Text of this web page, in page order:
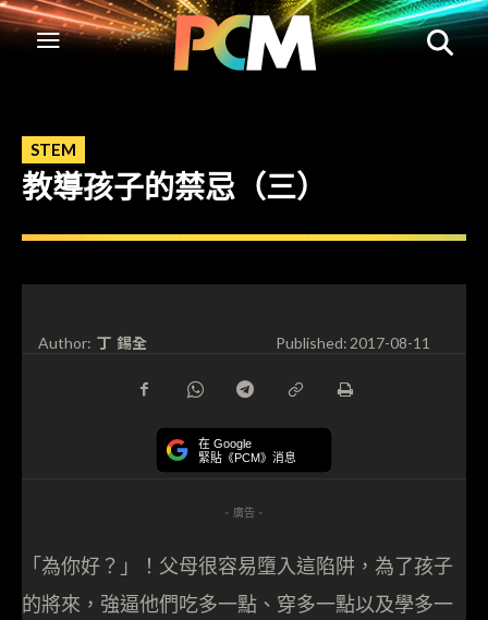
STEM
教導孩子的禁忌（三）
Author: 丁 錫全 Published:2017-08-11
在 Google
緊貼《PCM》消息
- 廣告 -
「為你好？」！父母很容易墮入這陷阱，為了孩子
的將來，強逼他們吃多一點、穿多一點以及學多一